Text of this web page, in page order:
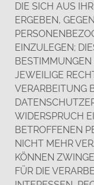
DIE SICH AUS
ERGEBEN,
EINZULEGEN;
BESTIMMUNGEN
JEWEILIGE
VERARBEITUNG
WIDERSPRUCH
BETROFFENEN
NICHT MEHR
KÖNNEN
FÜR DIE